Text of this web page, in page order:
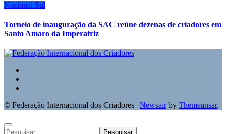
Nacional Sul
Torneio de inauguração da SAC reúne dezenas de criadores em
Santo Amaro da Imperatriz
© Federação Internacional dos Criadores | Newsairby Themeansar.
Pesquisar